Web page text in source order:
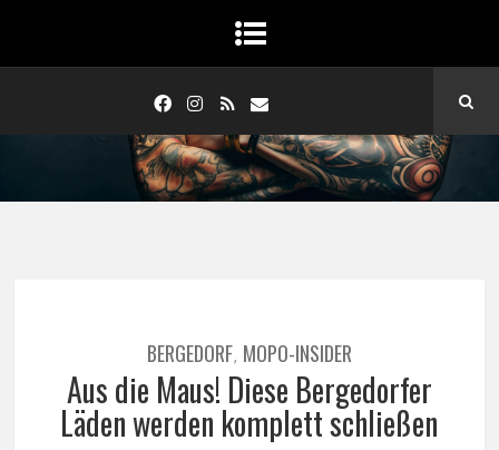
BERGEDORF, MOPO-INSIDER
Aus die Maus! Diese Bergedorfer
Läden werden komplett schließen